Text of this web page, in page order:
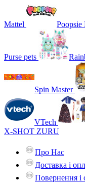
Mattel
Purse pets
Spin Master
VTech
X-SHOT ZURU
Про Нас
Доставка і
Повернення і